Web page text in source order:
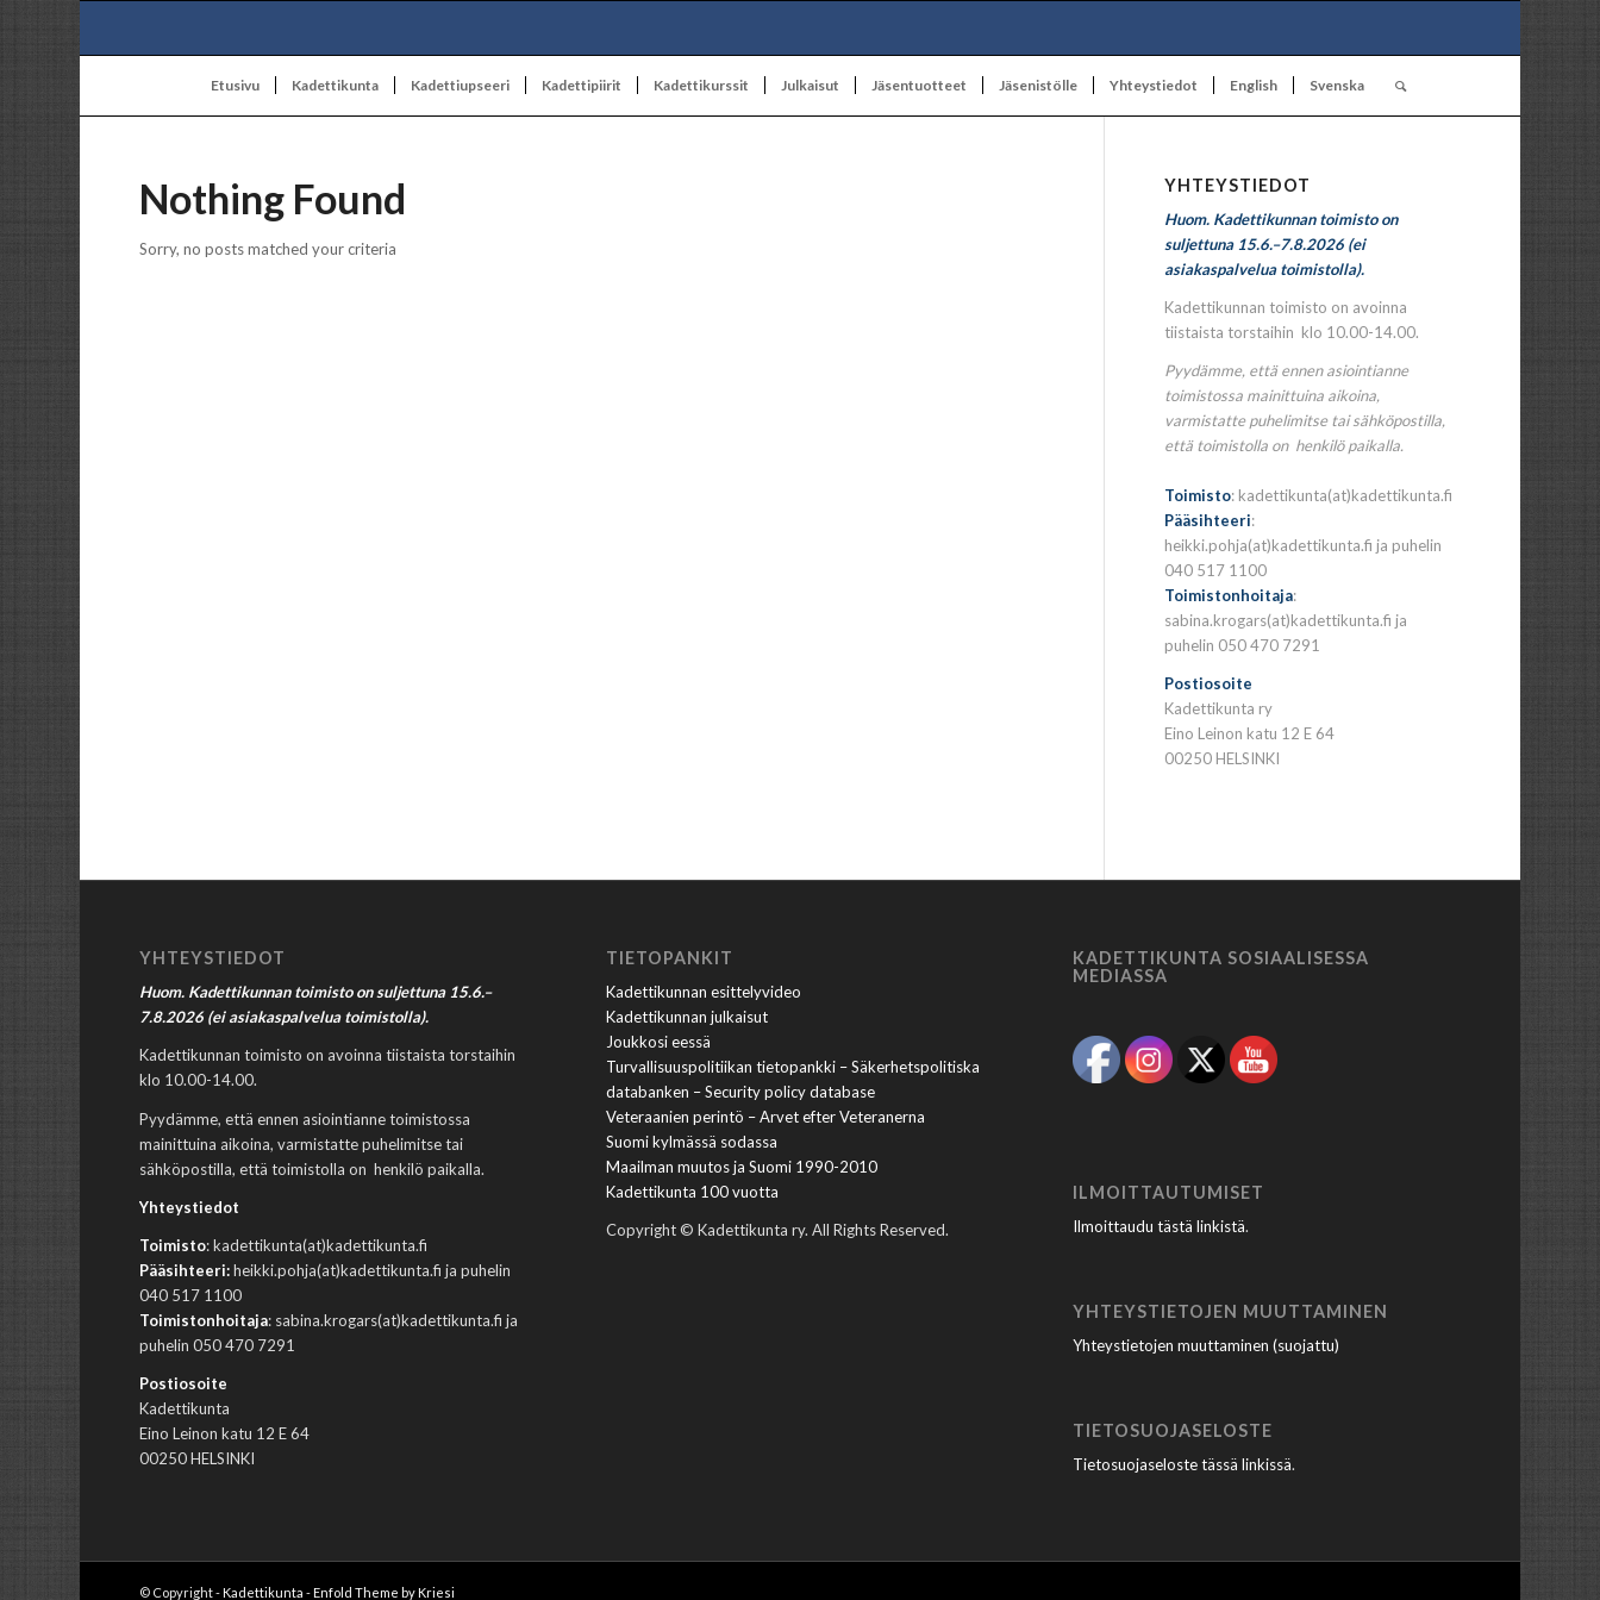
Etusivu Kadettikunta Kadettiupseeri Kadettipiirit Kadettikurssit Julkaisut Jäsentuotteet Jäsenistölle Yhteystiedot English Svenska
Nothing Found
Sorry, no posts matched your criteria
YHTEYSTIEDOT
Huom. Kadettikunnan toimisto on
suljettuna 15.6.–7.8.2026 (ei
asiakaspalvelua toimistolla).
Kadettikunnan toimisto on avoinna
tiistaista torstaihin klo 10.00-14.00.
Pyydämme, että ennen asiointianne
toimistossa mainittuina aikoina,
varmistatte puhelimitse tai sähköpostilla,
että toimistolla on henkilö paikalla.
Toimisto: kadettikunta(at)kadettikunta.fi
Pääsihteeri:
heikki.pohja(at)kadettikunta.fi ja puhelin
040 517 1100
Toimistonhoitaja:
sabina.krogars(at)kadettikunta.fi ja
puhelin 050 470 7291
Postiosoite
Kadettikunta ry
Eino Leinon katu 12 E 64
00250 HELSINKI
YHTEYSTIEDOT
Huom. Kadettikunnan toimisto on suljettuna 15.6.–
7.8.2026 (ei asiakaspalvelua toimistolla).
Kadettikunnan toimisto on avoinna tiistaista torstaihin
klo 10.00-14.00.
Pyydämme, että ennen asiointianne toimistossa
mainittuina aikoina, varmistatte puhelimitse tai
sähköpostilla, että toimistolla on henkilö paikalla.
Yhteystiedot
Toimisto: kadettikunta(at)kadettikunta.fi
Pääsihteeri:heikki.pohja(at)kadettikunta.fi ja puhelin
040 517 1100
Toimistonhoitaja: sabina.krogars(at)kadettikunta.fi ja
puhelin 050 470 7291
Postiosoite
Kadettikunta
Eino Leinon katu 12 E 64
00250 HELSINKI
TIETOPANKIT
Kadettikunnan esittelyvideo
Kadettikunnan julkaisut
Joukkosi eessä
Turvallisuuspolitiikan tietopankki – Säkerhetspolitiska
databanken – Security policy database
Veteraanien perintö – Arvet efter Veteranerna
Suomi kylmässä sodassa
Maailman muutos ja Suomi 1990-2010
Kadettikunta 100 vuotta
Copyright © Kadettikunta ry. All Rights Reserved.
KADETTIKUNTA SOSIAALISESSA
MEDIASSA
ILMOITTAUTUMISET
Ilmoittaudu tästä linkistä.
YHTEYSTIETOJEN MUUTTAMINEN
Yhteystietojen muuttaminen (suojattu)
TIETOSUOJASELOSTE
Tietosuojaseloste tässä linkissä.
© Copyright -Kadettikunta -Enfold Theme by Kriesi